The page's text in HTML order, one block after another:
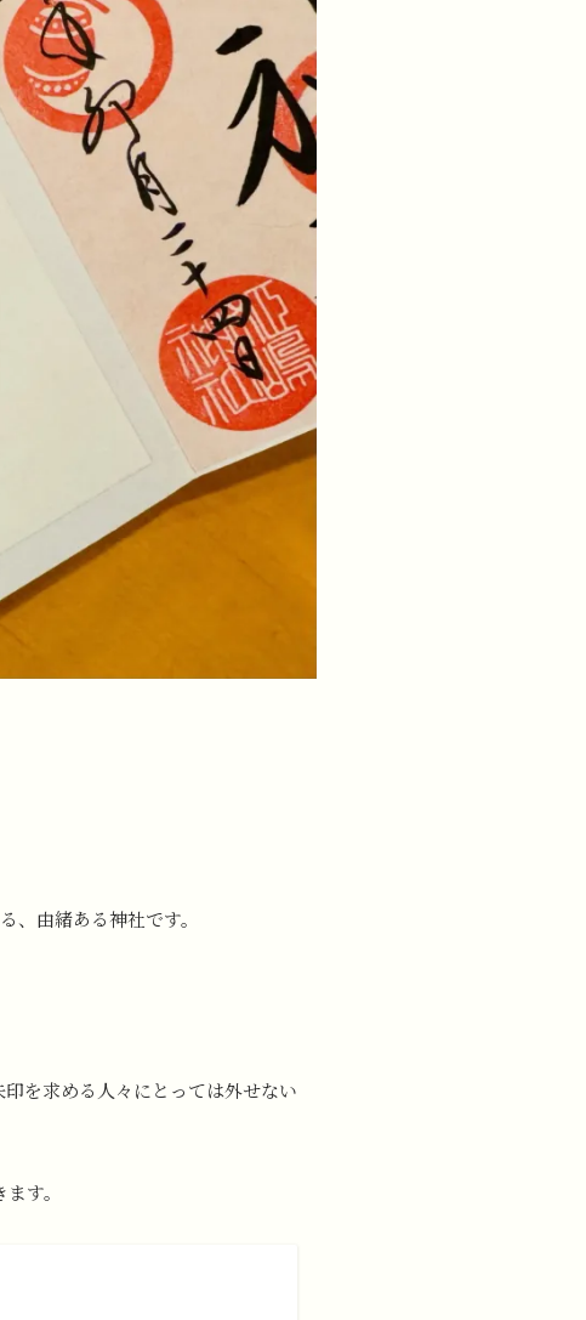
、由緒ある神社です。
を求める人々にとっては外せない
す。